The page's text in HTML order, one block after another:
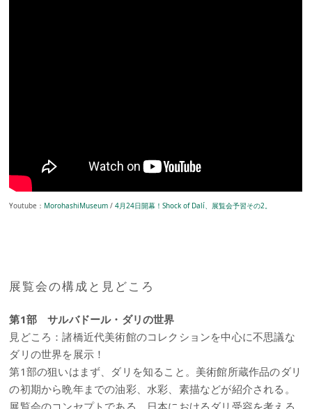
Youtube： MorohashiMuseum /4月24日開幕！Shock of Dalí、展覧会予習その2。
展覧会の構成と見どころ
第1部 サルバドール・ダリの世界
見どころ：諸橋近代美術館のコレクションを中心に不思議な
ダリの世界を展示！
第1部の狙いはまず、ダリを知ること。美術館所蔵作品のダリ
の初期から晩年までの油彩、水彩、素描などが紹介される。